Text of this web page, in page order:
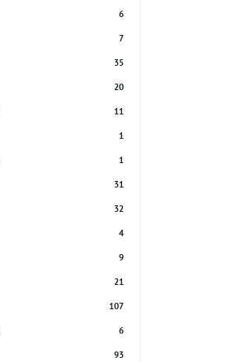
6
7
35
20
11
1
1
31
32
4
9
21
107
6
93